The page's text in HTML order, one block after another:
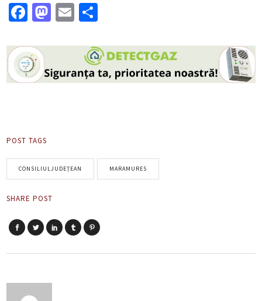
Facebook
Mastodon
Email
POST TAGS
CONSILIULJUDEȚEAN MARAMURES
SHARE POST